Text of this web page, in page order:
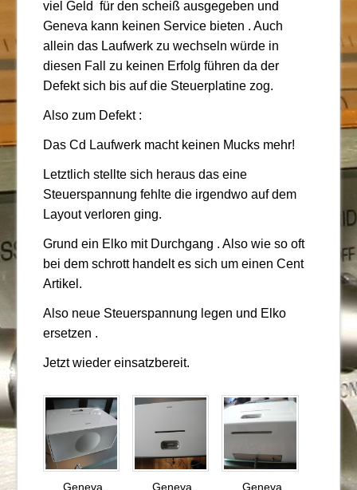
viel Geld für den scheiß ausgegeben und
Geneva kann keinen Service bieten . Auch
allein das Laufwerk zu wechseln würde in
diesen Fall zu keinen Erfolg führen da der
Defekt sich bis auf die Steuerplatine zog.
Also zum Defekt :
Das Cd Laufwerk macht keinen Mucks mehr!
Letztlich stellte sich heraus das eine
Steuerspannung fehlte die irgendwo auf dem
Layout verloren ging.
Grund ein Elko mit Durchgang . Also wie so oft
bei dem schrott handelt es sich um einen Cent
Artikel.
Also neue Steuerspannung legen und Elko
ersetzen .
Jetzt wieder einsatzbereit.
Geneva
Geneva
Geneva